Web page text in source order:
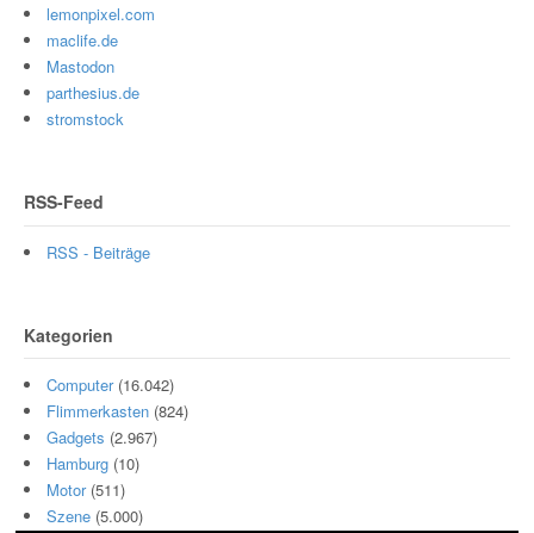
lemonpixel.com
maclife.de
Mastodon
parthesius.de
stromstock
RSS-Feed
RSS - Beiträge
Kategorien
Computer(16.042)
Flimmerkasten (824)
Gadgets (2.967)
Hamburg (10)
Motor(511)
Szene (5.000)